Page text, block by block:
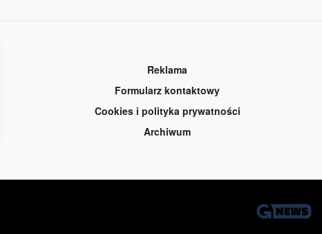
Reklama
Formularz kontaktowy
Cookies i polityka prywatności
Archiwum